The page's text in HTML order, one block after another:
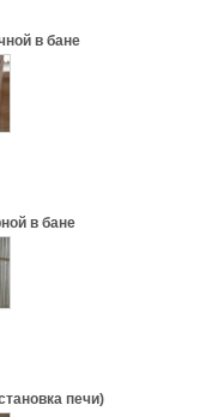
в бане
в бане
печи)